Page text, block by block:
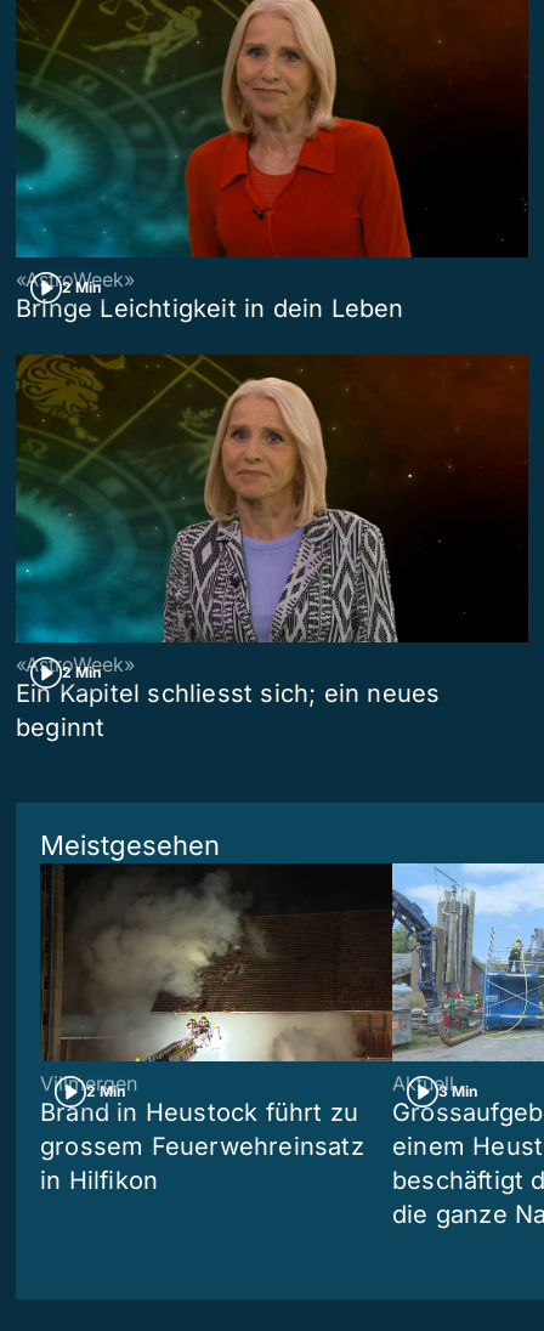
2 Min
«AstroWeek»
Bringe Leichtigkeit in dein Leben
2 Min
«AstroWeek»
Ein Kapitel schliesst sich; ein neues
beginnt
Meistgesehen
2 Min
Villmergen
Brand in Heustock führt zu
grossem Feuerwehreinsatz
in Hilfikon
3 Min
Aktuell
einem
beschäftigt
die ganze